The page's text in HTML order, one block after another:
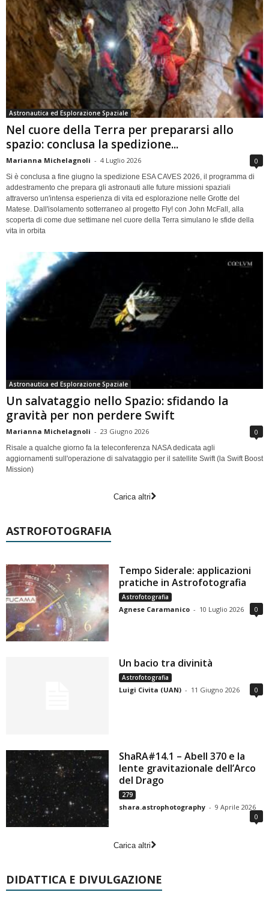
Astronautica ed Esplorazione Spaziale
Nel cuore della Terra per prepararsi allo
spazio: conclusa la spedizione...
Marianna Michelagnoli - 4 Luglio 2026 0
Si è conclusa a fine giugno la spedizione ESA CAVES 2026, il programma di
addestramento che prepara gli astronauti alle future missioni spaziali
attraverso un'intensa esperienza di vita ed esplorazione nelle Grotte del
Matese. Dall'isolamento sotterraneo al progetto Fly! con John McFall, alla
scoperta di come due settimane nel cuore della Terra simulano le sfide della
vita in orbita
Astronautica ed Esplorazione Spaziale
Un salvataggio nello Spazio: sfidando la
gravità per non perdere Swift
Marianna Michelagnoli - 23 Giugno 2026 0
Risale a qualche giorno fa la teleconferenza NASA dedicata agli
aggiornamenti sull'operazione di salvataggio per il satellite Swift (la Swift Boost
Mission)
Carica altri
ASTROFOTOGRAFIA
Tempo Siderale: applicazioni
pratiche in Astrofotografia
Astrofotografia
Agnese Caramanico - 10 Luglio 2026 0
Un bacio tra divinità
Astrofotografia
Luigi Civita (UAN) - 11 Giugno 2026 0
ShaRA#14.1 – Abell 370 e la
lente gravitazionale dell’Arco
del Drago
279
shara.astrophotography - 9 Aprile 2026
0
Carica altri
DIDATTICA E DIVULGAZIONE